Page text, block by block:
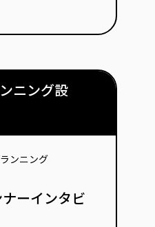
ニング設
ーインタビ